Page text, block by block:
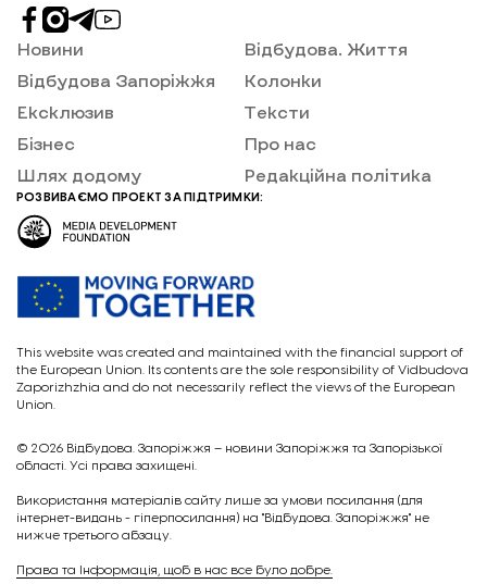
Новини
Відбудова Запоріжжя
Ексклюзив
Бізнес
Шлях додому
Відбудова. Життя
Колонки
Тексти
Про нас
Редакційна політика
РОЗВИВАЄМО ПРОЕКТ ЗА ПІДТРИМКИ:
This website was created and maintained with the financial support of
the European Union. Its contents are the sole responsibility of Vidbudova
Zaporizhzhia and do not necessarily reflect the views of the European
Union.
© 2026 Відбудова. Запоріжжя – новини Запоріжжя та Запорізької
області. Усі права захищені.
Викориcтання матеріалів сайту лише за умови посилання (для
інтернет-видань - гіперпосилання) на "Відбудова. Запоріжжя" не
нижче третього абзацу.
Права та Інформація, щоб в нас все було добре.